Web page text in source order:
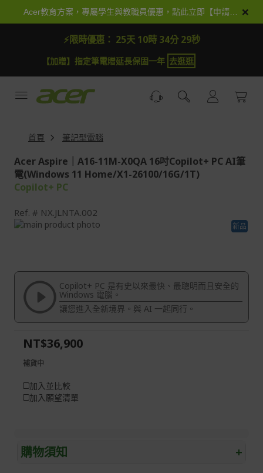
×
⚡限時優惠： 25天 10時 34分 28秒
【加贈】指定筆電贈延長保固一年 去逛逛
首頁 筆記型電腦
Acer Aspire｜A16-11M-X0QA 16吋Copilot+ PC AI筆
電(Windows 11 Home/X1-26100/16G/1T)
Copilot+ PC
Ref. NX.JLNTA.002
Skip
of
images
gallery
新品
beginning
the
images
gallery
Copilot+ PC 是有史以來最快、最聰明而且安全的
Windows 電腦。
讓您進入全新境界。與 AI 一起同行。
購物須知 +
NT$36,900
補貨中
加入並比較
加入願望清單